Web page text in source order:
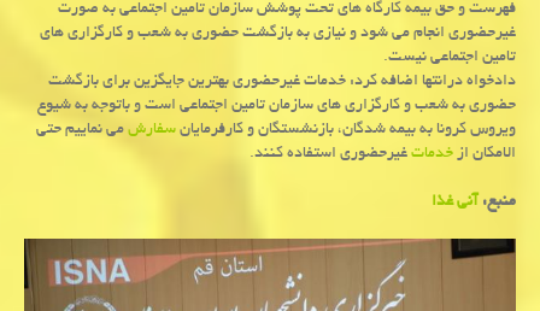
فهرست و حق بیمه كارگاه های تحت پوشش سازمان تامین اجتماعی به صورت
غیرحضوری انجام می شود و نیازی به بازگشت حضوری به شعب و كارگزاری های
تامین اجتماعی نیست.
دادخواه درانتها اضافه كرد: خدمات غیرحضوری بهترین جایگزین برای بازگشت
حضوری به شعب و كارگزاری های سازمان تامین اجتماعی است و باتوجه به شیوع
ویروس كرونا به بیمه شدگان، بازنشستگان و كارفرمایانسفارشمی نماییم حتی
الامكان ازخدماتغیرحضوری استفاده كنند.
منبع:آنی غذا